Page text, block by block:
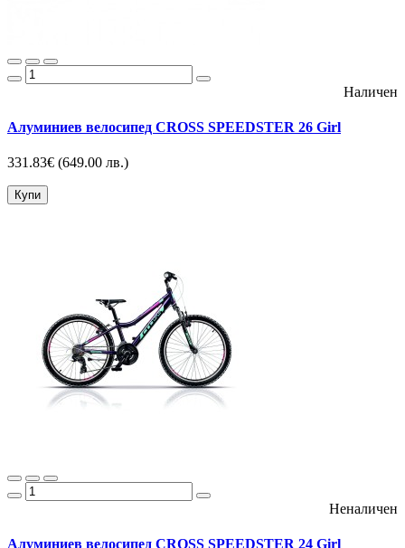
Наличен
Алуминиев велосипед CROSS SPEEDSTER 26 Girl
331.83€ (649.00 лв.)
Купи
Неналичен
Алуминиев велосипед CROSS SPEEDSTER 24 Girl